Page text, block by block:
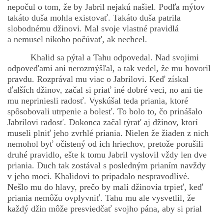
nepočul o tom, že by Jabril nejakú našiel. Podľa mýtov
takáto duša mohla existovať. Takáto duša patrila
slobodnému džinovi. Mal svoje vlastné pravidlá
a nemusel nikoho počúvať, ak nechcel.
Khalid sa pýtal a Tahu odpovedal. Nad svojimi
odpoveďami ani nerozmýšľal, a tak vedel, že mu hovoril
pravdu. Rozprával mu viac o Jabrilovi. Keď získal
ďalších džinov, začal si priať iné dobré veci, no ani tie
mu nepriniesli radosť. Vyskúšal teda priania, ktoré
spôsobovali utrpenie a bolesť. To bolo to, čo prinášalo
Jabrilovi radosť. Dokonca začal týrať aj džinov, ktorí
museli plniť jeho zvrhlé priania. Nielen že žiaden z nich
nemohol byť očistený od ich hriechov, pretože porušili
druhé pravidlo, ešte k tomu Jabril vyslovil vždy len dve
priania. Duch tak zostával s posledným prianím navždy
v jeho moci. Khalidovi to pripadalo nespravodlivé.
Nešlo mu do hlavy, prečo by mali džinovia trpieť, keď
priania nemôžu ovplyvniť. Tahu mu ale vysvetlil, že
každý džin môže presviedčať svojho pána, aby si prial